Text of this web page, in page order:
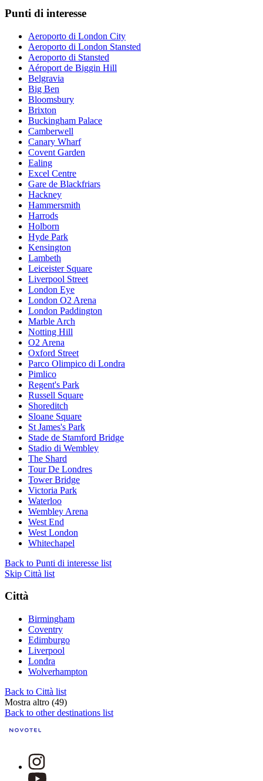
Punti di interesse
Aeroporto di London City
Aeroporto di London Stansted
Aeroporto di Stansted
Aéroport de Biggin Hill
Belgravia
Big Ben
Bloomsbury
Brixton
Buckingham Palace
Camberwell
Canary Wharf
Covent Garden
Ealing
Excel Centre
Gare de Blackfriars
Hackney
Hammersmith
Harrods
Holborn
Hyde Park
Kensington
Lambeth
Leiceister Square
Liverpool Street
London Eye
London O2 Arena
London Paddington
Marble Arch
Notting Hill
O2 Arena
Oxford Street
Parco Olimpico di Londra
Pimlico
Regent's Park
Russell Square
Shoreditch
Sloane Square
St James's Park
Stade de Stamford Bridge
Stadio di Wembley
The Shard
Tour De Londres
Tower Bridge
Victoria Park
Waterloo
Wembley Arena
West End
West London
Whitechapel
Back to Punti di interesse list
Skip Città list
Città
Birmingham
Coventry
Edimburgo
Liverpool
Londra
Wolverhampton
Back to Città list
Mostra altro (49)
Back to other destinations list